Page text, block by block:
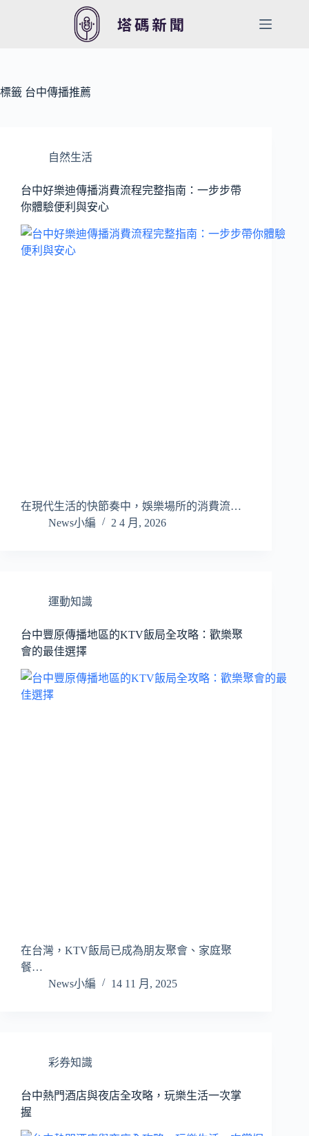
容
標籤 台中傳播推薦
自然生活
台中好樂迪傳播消費流程完整指南：一步步帶
你體驗便利與安心
在現代生活的快節奏中，娛樂場所的消費流…
News小編
2 4 月, 2026
運動知識
台中豐原傳播地區的KTV飯局全攻略：歡樂聚
會的最佳選擇
在台灣，KTV飯局已成為朋友聚會、家庭聚
餐…
News小編
14 11 月, 2025
彩券知識
台中熱門酒店與夜店全攻略，玩樂生活一次掌
握